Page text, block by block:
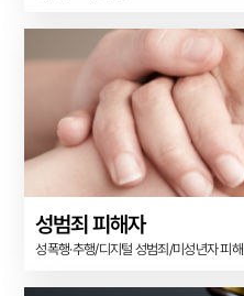
성범죄 피해자
성폭행·추행/디지털 성범죄/미성년자 피해